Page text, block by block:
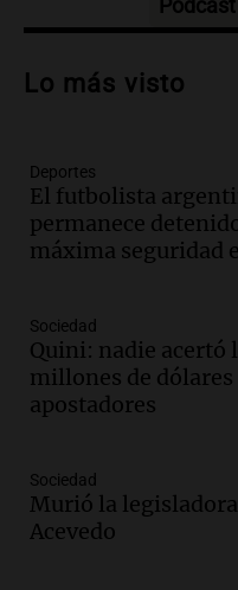
hablaron de su
Audio.
recuerdo del
traspasaba con
Amamos los
Audio.
un imperdible
amantes de la
Amamos los
la historia del
revolucionado
Amamos los
Podcast
Lo más visto
Deportes
El futbolista
permanece
máxima seguridad
Sociedad
Quini: nadie acertó
millones de
apostadores
Sociedad
Murió la
Acevedo